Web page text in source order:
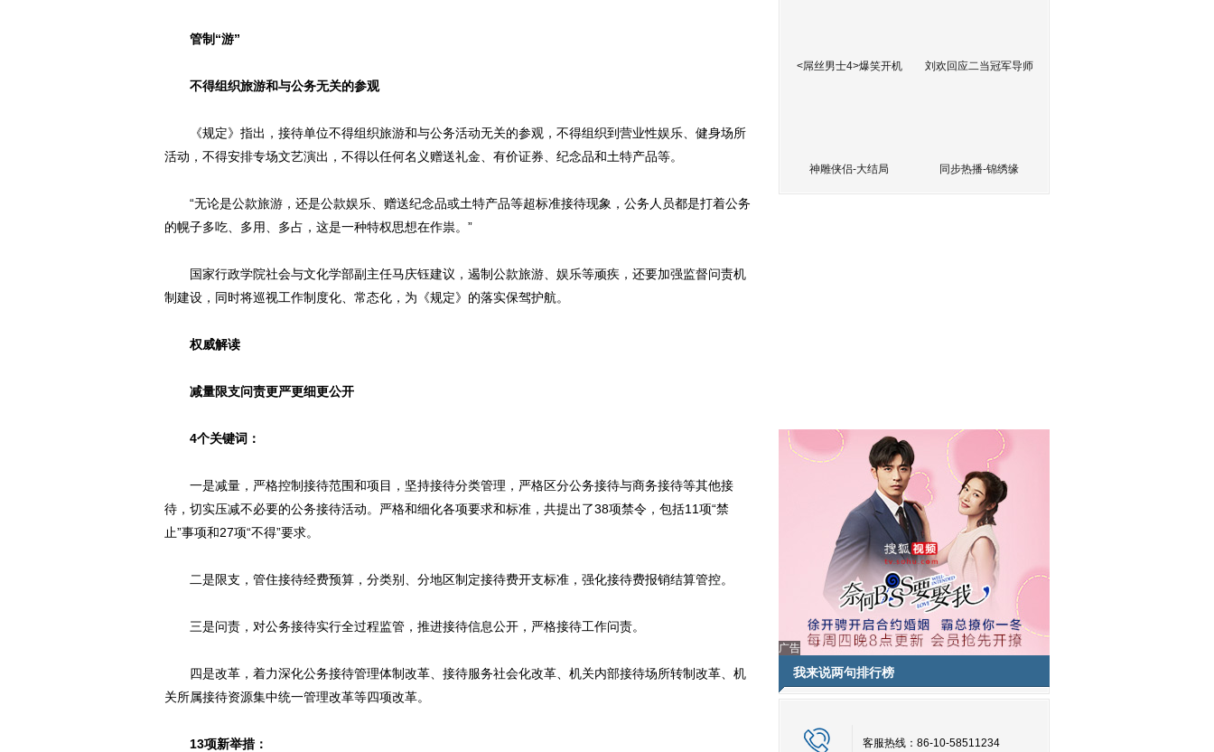
管制“游”
不得组织旅游和与公务无关的参观
《规定》指出，接待单位不得组织旅游和与公务活动无关的参观，不得组织到营业性娱乐、健身场所
活动，不得安排专场文艺演出，不得以任何名义赠送礼金、有价证券、纪念品和土特产品等。
“无论是公款旅游，还是公款娱乐、赠送纪念品或土特产品等超标准接待现象，公务人员都是打着公务
的幌子多吃、多用、多占，这是一种特权思想在作祟。”
国家行政学院社会与文化学部副主任马庆钰建议，遏制公款旅游、娱乐等顽疾，还要加强监督问责机
制建设，同时将巡视工作制度化、常态化，为《规定》的落实保驾护航。
权威解读
减量限支问责更严更细更公开
4个关键词：
一是减量，严格控制接待范围和项目，坚持接待分类管理，严格区分公务接待与商务接待等其他接
待，切实压减不必要的公务接待活动。严格和细化各项要求和标准，共提出了38项禁令，包括11项“禁
止”事项和27项“不得”要求。
二是限支，管住接待经费预算，分类别、分地区制定接待费开支标准，强化接待费报销结算管控。
三是问责，对公务接待实行全过程监管，推进接待信息公开，严格接待工作问责。
四是改革，着力深化公务接待管理体制改革、接待服务社会化改革、机关内部接待场所转制改革、机
关所属接待资源集中统一管理改革等四项改革。
13项新举措：
<屌丝男士4>爆笑开机 刘欢回应二当冠军导师
神雕侠侣-大结局 同步热播-锦绣缘
广告
我来说两句排行榜
客服热线：86-10-58511234